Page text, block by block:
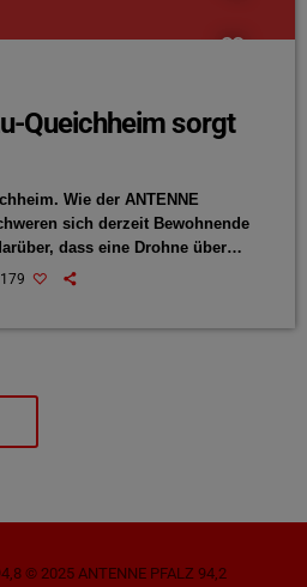
Queichheim sorgt
Wie der ANTENNE
sich derzeit Bewohnende
dass eine Drohne über
der ANTENNE bestätigt
Ortsvorsteherbüro in Landau-
weiter.
179
© 2025 ANTENNE PFALZ 94,2